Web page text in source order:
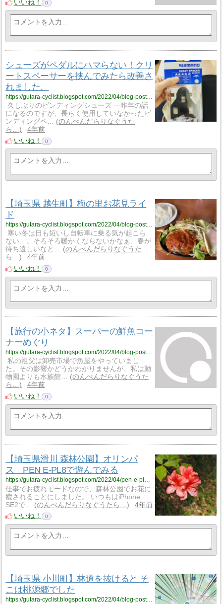
いいね！ 0
シューズがペダルにハマらない！クリ
ートスペーサーを挟んでみたら改善さ
れました。
https://gutara-cyclist.blogspot.com/2022/04/blog-post_13.html
久しぶりのビンディングシューズ 一昨年の話
になるのですが、長らく使用していなかったビ
ンディングペ…
のんべんだらりなぐうた
ら…
4年前
いいね！
0
【埼玉県 越生町】梅の里お花見ライ
ド
https://gutara-cyclist.blogspot.com/2022/04/blog-post_85.html
寒い冬は日も短いし自転車に乗る気が起こら
ない…。そろそろ暖かくならないかなぁ、春が
待ち遠しいなと…
のんべんだらりなぐうた
ら…
4年前
いいね！
0
【旅行の小ネタ】スーパーの鮮魚コー
ナーめぐり
https://gutara-cyclist.blogspot.com/2022/04/blog-post_18.html
私の祖父は卸売市場で魚屋をやっていまし
た。その影響かどうかわかりませんが、私は動
物園よりも水族館…
のんべんだらりなぐうた
ら…
4年前
いいね！
0
【埼玉県滑川 森林公園】オリンパ
ス PEN E-PL8で遊んでみる
https://gutara-cyclist.blogspot.com/2022/04/pen-e-pl8.html
仕事でお疲れモードなので、森林公園でお花に
癒されることにしました。 いつもはiPhone
SE2で…
のんべんだらりなぐうたら…
4年前
いいね！
0
【埼玉県 小川町】林道を抜けると そ
こは桃源郷でした
https://gutara-cyclist.blogspot.com/2022/04/blog-post_17.html